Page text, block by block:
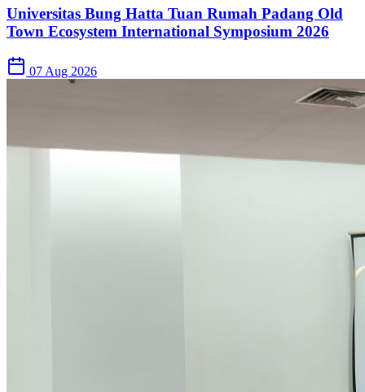
Universitas Bung Hatta Tuan Rumah Padang Old
Town Ecosystem International Symposium 2026
07 Aug 2026